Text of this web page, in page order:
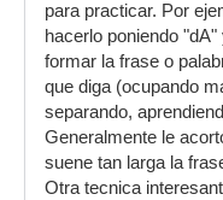
para practicar. Por
hacerlo poniendo
formar la frase o
que diga (ocupando
separando,
Generalmente le
suene tan larga la
Otra tecnica